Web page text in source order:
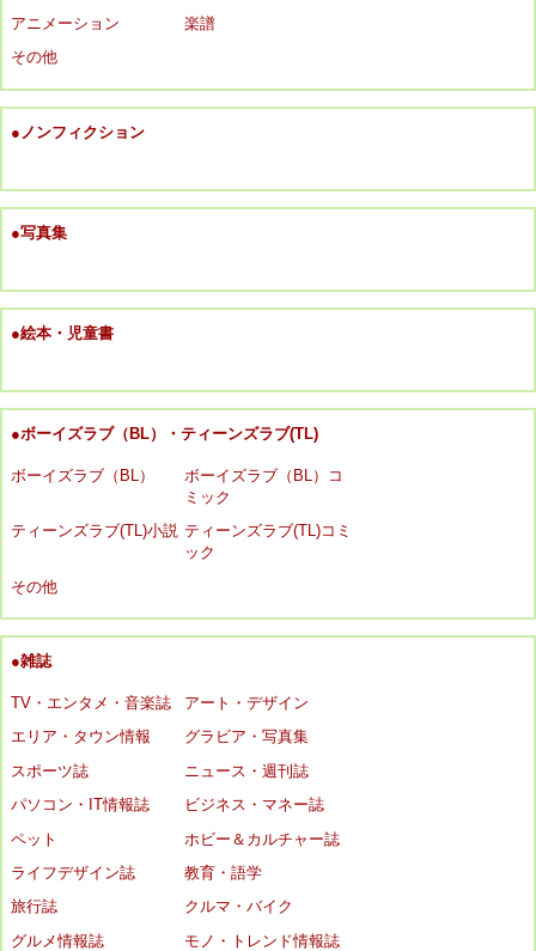
アニメーション
楽譜
その他
●ノンフィクション
●写真集
●絵本・児童書
●ボーイズラブ（BL）・ティーンズラブ(TL)
ボーイズラブ（BL）
ボーイズラブ（BL）コ
ミック
ティーンズラブ(TL)小説 ティーンズラブ(TL)コミ
ック
その他
●雑誌
TV・エンタメ・音楽誌
アート・デザイン
エリア・タウン情報
グラビア・写真集
スポーツ誌
ニュース・週刊誌
パソコン・IT情報誌
ビジネス・マネー誌
ペット
ホビー＆カルチャー誌
ライフデザイン誌
教育・語学
旅行誌
クルマ・バイク
グルメ情報誌
モノ・トレンド情報誌